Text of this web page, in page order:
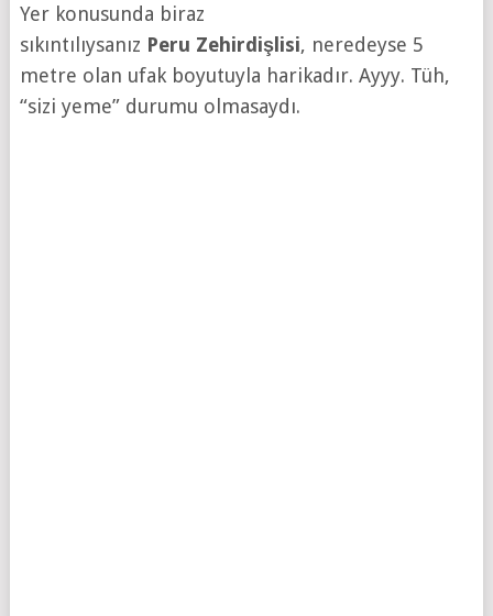
Yer konusunda biraz
sıkıntılıysanız Peru Zehirdişlisi, neredeyse 5
metre olan ufak boyutuyla harikadır. Ayyy. Tüh,
“sizi yeme” durumu olmasaydı.